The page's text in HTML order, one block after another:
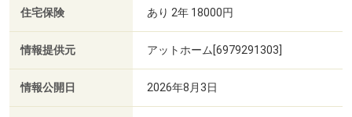
住宅保険 あり 2年 18000円
情報提供元 アットホーム[6979291303]
情報公開日 2026年8月3日